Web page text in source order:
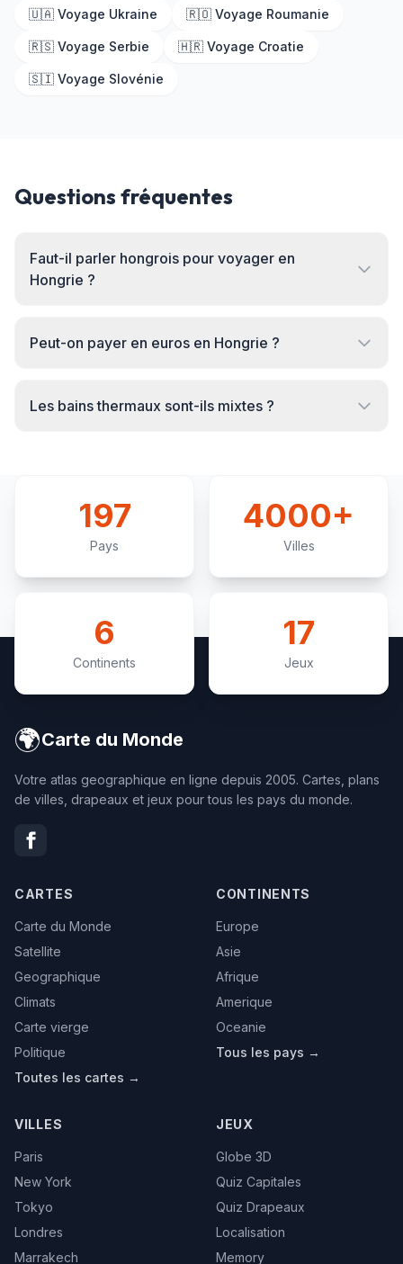
🇺🇦 Voyage Ukraine 🇷🇴 Voyage Roumanie
🇷🇸 Voyage Serbie 🇭🇷 Voyage Croatie
🇸🇮 Voyage Slovénie
Questions fréquentes
Faut-il parler hongrois pour voyager en
Hongrie ?
Peut-on payer en euros en Hongrie ?
Les bains thermaux sont-ils mixtes ?
197
Pays
4000+
Villes
6
Continents
17
Jeux
🌍Carte du Monde
Votre atlas geographique en ligne depuis 2005. Cartes, plans
de villes, drapeaux et jeux pour tous les pays du monde.
CARTES
Carte du Monde
Satellite
Geographique
Climats
Carte vierge
Politique
Toutes les cartes →
CONTINENTS
Europe
Asie
Afrique
Amerique
Oceanie
Tous les pays →
VILLES
Paris
New York
Tokyo
Londres
Marrakech
JEUX
Globe 3D
Quiz Capitales
Quiz Drapeaux
Localisation
Memory